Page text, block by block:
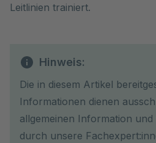
Leitlinien trainiert.
Hinweis:
Die in diesem Artikel
Informationen dienen
allgemeinen Information
durch unsere